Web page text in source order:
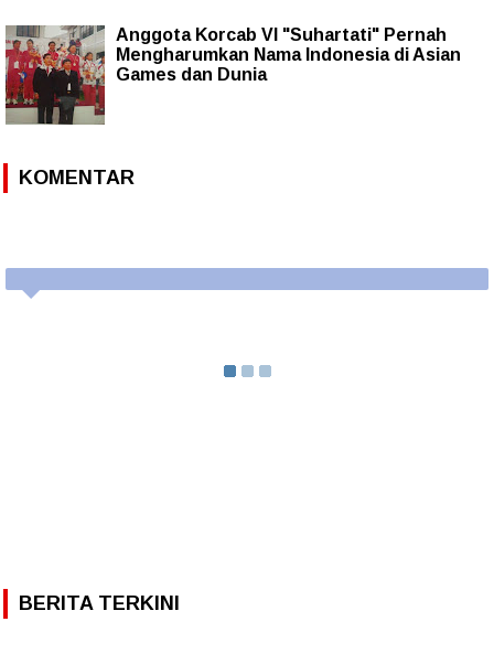
Anggota Korcab VI "Suhartati" Pernah
Mengharumkan Nama Indonesia di Asian
Games dan Dunia
KOMENTAR
BERITA TERKINI